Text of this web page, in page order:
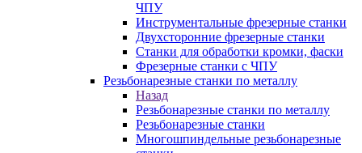
ЧПУ
Инструментальные фрезерные станки
Двухсторонние фрезерные станки
Станки для обработки кромки, фаски
Фрезерные станки с ЧПУ
Резьбонарезные станки по металлу
Назад
Резьбонарезные станки по металлу
Резьбонарезные станки
Многошпиндельные резьбонарезные